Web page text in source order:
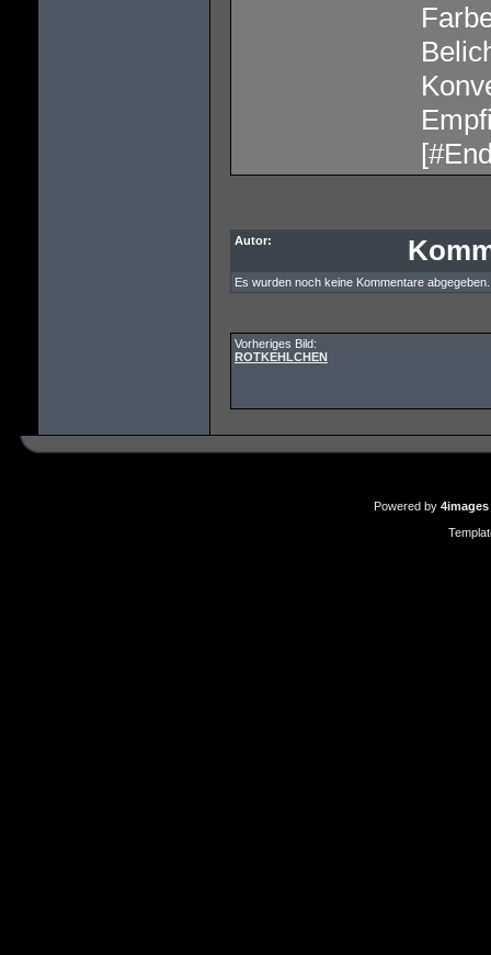
Autor:
Es wurden noch keine Kommentare abgegeben.
Vorheriges Bild:
ROTKEHLCHEN
Powered by 4images